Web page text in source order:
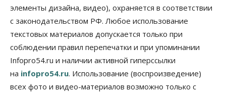
Недели жары повлияли на урожай в
Новосибирской области, но режима ЧС не будет
Бизнес Право&Порядок
Предприятия Новосибирска
выстраивают системы защиты от атак БПЛА
07 Августа 2026, 09:00
элементы дизайна, видео), охраняется в соответствии
с законодательством РФ. Любое использование
текстовых материалов допускается только при
соблюдении правил перепечатки и при упоминании
Infopro54.ru и наличии активной гиперссылки
на infopro54.ru. Использование (воспроизведение)
всех фото и видео-материалов возможно только с